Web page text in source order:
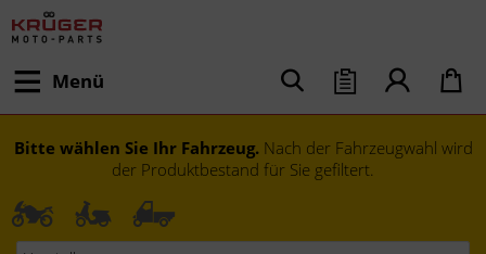
Menü
Bitte wählen Sie Ihr Fahrzeug. Nach der Fahrzeugwahl wird
der Produktbestand für Sie gefiltert.